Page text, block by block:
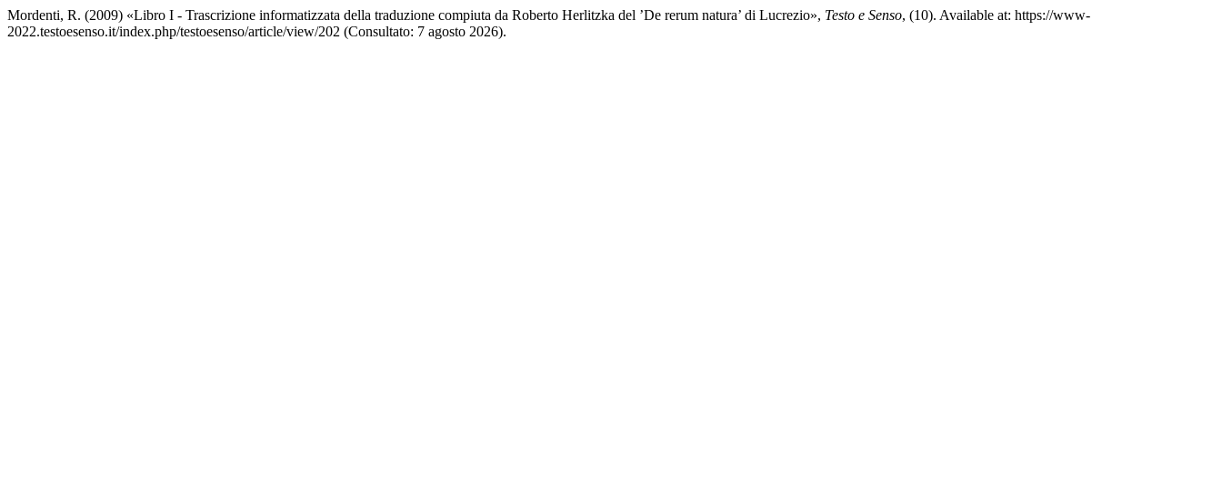
Mordenti, R. (2009) «Libro I - Trascrizione informatizzata della traduzione compiuta da Roberto Herlitzka del ’De rerum natura’ di Lucrezio», Testo e Senso, (10). Available at: https://www-
2022.testoesenso.it/index.php/testoesenso/article/view/202 (Consultato: 7 agosto 2026).